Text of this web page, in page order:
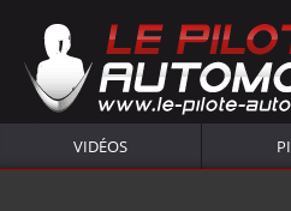
VIDÉOS